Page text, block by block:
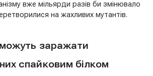
вже мільярди разів би змінювало
на жахливих мутантів.
можуть заражати
спайковим білком